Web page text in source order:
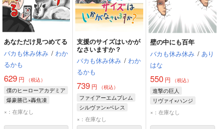
あなただけ見つめてる
バカも休み休み / わか
るかも
629 円 （税込）
僕のヒーローアカデミア
爆豪勝己×轟焦凍
爆豪勝己
×：在庫なし
支援のサイズはいかが
なさいますか？
バカも休み休み / わか
るかも
739 円 （税込）
ファイアーエムブレム
シルヴァン×ベレス
シルヴァン
×：在庫なし
壁の中にも百年
バカも休み休み / あり
はな
550円 （税込）
進撃の巨人
リヴァイ×ハンジ
リヴァイ
×：在庫なし